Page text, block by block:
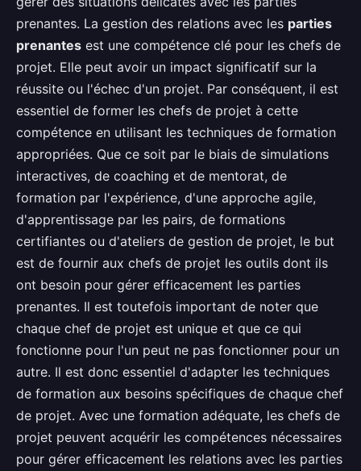
prenantes. La gestion des relations avec les parties
prenantes est une compétence clé pour les chefs de
projet. Elle peut avoir un impact significatif sur la
réussite ou l'échec d'un projet. Par conséquent, il est
essentiel de former les chefs de projet à cette
compétence en utilisant les techniques de formation
appropriées. Que ce soit par le biais de simulations
interactives, de coaching et de mentorat, de
formation par l'expérience, d'une approche agile,
d'apprentissage par les pairs, de formations
certifiantes ou d'ateliers de gestion de projet, le but
est de fournir aux chefs de projet les outils dont ils
ont besoin pour gérer efficacement les parties
prenantes. Il est toutefois important de noter que
chaque chef de projet est unique et que ce qui
fonctionne pour l'un peut ne pas fonctionner pour un
autre. Il est donc essentiel d'adapter les techniques
de formation aux besoins spécifiques de chaque chef
de projet. Avec une formation adéquate, les chefs de
projet peuvent acquérir les compétences nécessaires
pour gérer efficacement les relations avec les parties